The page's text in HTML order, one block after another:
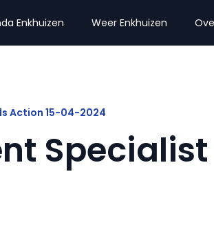
Enkhuizen Weer Enkhuizen
Action 15-04-2024
Specialist